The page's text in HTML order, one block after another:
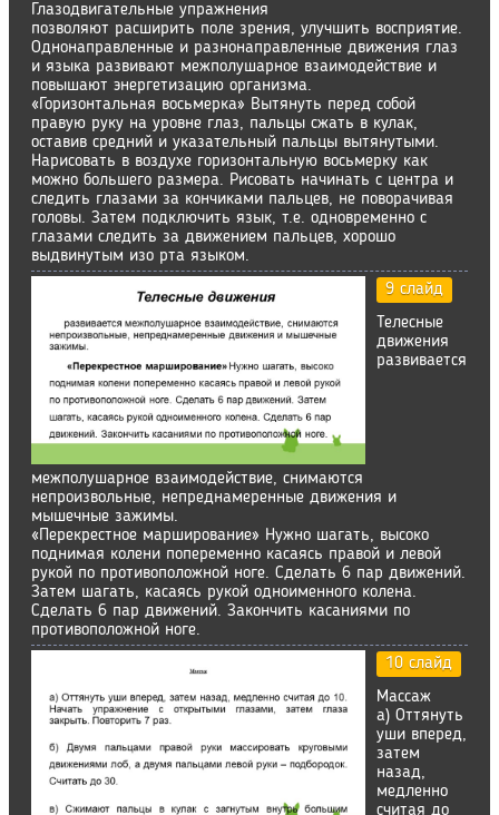
Глазодвигательные упражнения
позволяют расширить поле зрения, улучшить восприятие.
Однонаправленные и разнонаправленные движения глаз
и языка развивают межполушарное взаимодействие и
повышают энергетизацию организма.
«Горизонтальная восьмерка» Вытянуть перед собой
правую руку на уровне глаз, пальцы сжать в кулак,
оставив средний и указательный пальцы вытянутыми.
Нарисовать в воздухе горизонтальную восьмерку как
можно большего размера. Рисовать начинать с центра и
следить глазами за кончиками пальцев, не поворачивая
головы. Затем подключить язык, т.е. одновременно с
глазами следить за движением пальцев, хорошо
выдвинутым изо рта языком.
9 слайд
Телесные
движения
развивается
межполушарное взаимодействие, снимаются
непроизвольные, непреднамеренные движения и
мышечные зажимы.
«Перекрестное марширование» Нужно шагать, высоко
поднимая колени попеременно касаясь правой и левой
рукой по противоположной ноге. Сделать 6 пар движений.
Затем шагать, касаясь рукой одноименного колена.
Сделать 6 пар движений. Закончить касаниями по
противоположной ноге.
10 слайд
Массаж
а) Оттянуть
уши вперед,
затем
назад,
медленно
считая до